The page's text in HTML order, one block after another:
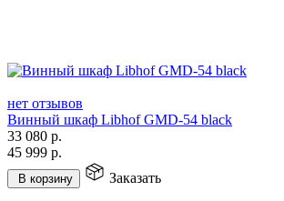
нет отзывов
Винный шкаф Libhof GMD-54 black
33 080 р.
45 999 р.
В корзину Заказать